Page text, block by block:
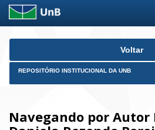
Skip
Voltar
REPOSITÓRIO INSTITUCIONAL DA UNB
Navegando por Autor